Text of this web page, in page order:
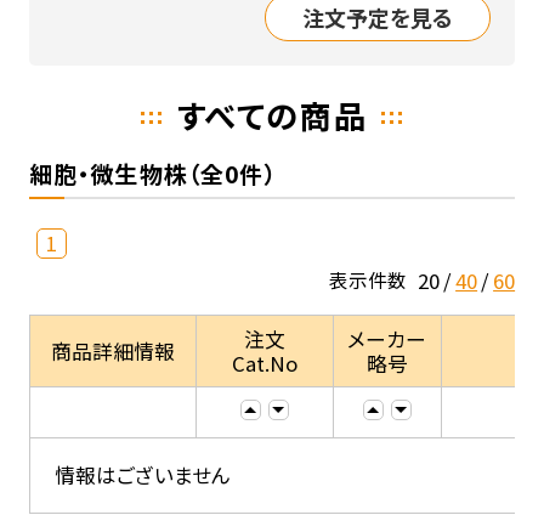
注文予定を見る
すべての商品
細胞・微生物株（全0件）
1
表示件数 20 40 60
商品詳細情報
注文
Cat.No
メーカー
略号
情報はございません